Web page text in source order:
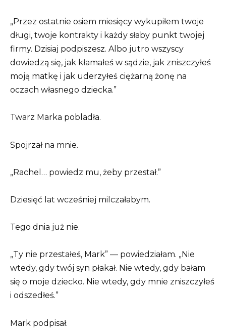
„Przez ostatnie osiem miesięcy wykupiłem twoje
długi, twoje kontrakty i każdy słaby punkt twojej
firmy. Dzisiaj podpiszesz. Albo jutro wszyscy
dowiedzą się, jak kłamałeś w sądzie, jak zniszczyłeś
moją matkę i jak uderzyłeś ciężarną żonę na
oczach własnego dziecka.”
Twarz Marka pobladła.
Spojrzał na mnie.
„Rachel… powiedz mu, żeby przestał.”
Dziesięć lat wcześniej milczałabym.
Tego dnia już nie.
„Ty nie przestałeś, Mark” — powiedziałam. „Nie
wtedy, gdy twój syn płakał. Nie wtedy, gdy bałam
się o moje dziecko. Nie wtedy, gdy mnie zniszczyłeś
i odszedłeś.”
Mark podpisał.